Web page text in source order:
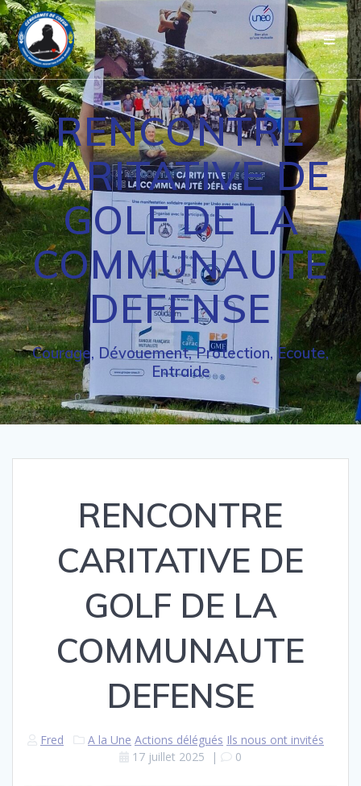
Passer
au
contenu
RENCONTRE
CARITATIVE DE
GOLF DE LA
COMMUNAUTE
DEFENSE
Courage, Dévouement, Protection, Ecoute,
Entraide
RENCONTRE
CARITATIVE DE
GOLF DE LA
COMMUNAUTE
DEFENSE
Fred A la Une Actions délégués Ils nous ont invités
17 juillet 2025 | 0